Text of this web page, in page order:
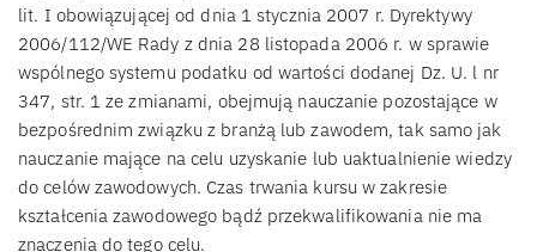
lit. I obowiązującej od dnia 1 stycznia 2007 r. Dyrektywy
2006/112/WE Rady z dnia 28 listopada 2006 r. w sprawie
wspólnego systemu podatku od wartości dodanej Dz. U. l nr
347, str. 1 ze zmianami, obejmują nauczanie pozostające w
bezpośrednim związku z branżą lub zawodem, tak samo jak
nauczanie mające na celu uzyskanie lub uaktualnienie wiedzy
do celów zawodowych. Czas trwania kursu w zakresie
kształcenia zawodowego bądź przekwalifikowania nie ma
znaczenia do tego celu.